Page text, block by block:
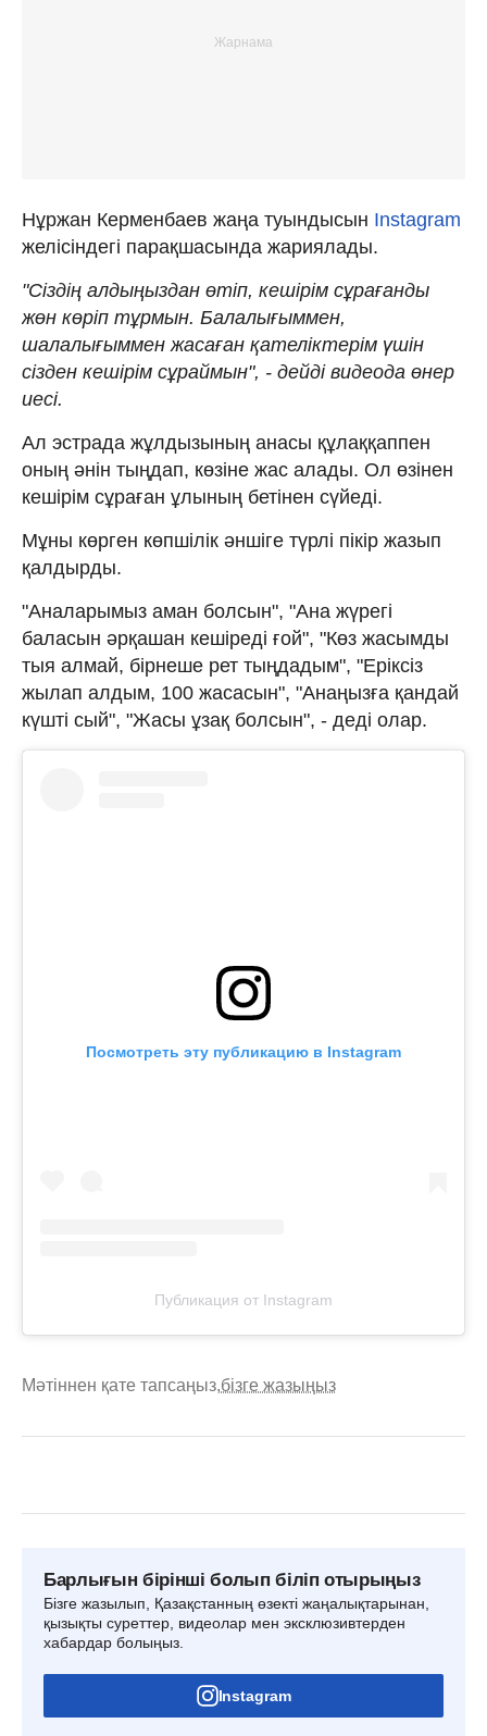
Нұржан Керменбаев жаңа туындысын Instagram
желісіндегі парақшасында жариялады.
"Сіздің алдыңыздан өтіп, кешірім сұрағанды
жөн көріп тұрмын. Балалығыммен,
шалалығыммен жасаған қателіктерім үшін
сізден кешірім сұраймын", - дейді видеода өнер
иесі.
Ал эстрада жұлдызының анасы құлаққаппен
оның әнін тыңдап, көзіне жас алады. Ол өзінен
кешірім сұраған ұлының бетінен сүйеді.
Мұны көрген көпшілік әншіге түрлі пікір жазып
қалдырды.
"Аналарымыз аман болсын", "Ана жүрегі
баласын әрқашан кешіреді ғой", "Көз жасымды
тыя алмай, бірнеше рет тыңдадым", "Еріксіз
жылап алдым, 100 жасасын", "Анаңызға қандай
күшті сый", "Жасы ұзақ болсын", - деді олар.
Посмотреть эту публикацию в Instagram
Публикация от Instagram
Мәтіннен қате тапсаңыз,бізге жазыңыз
Барлығын бірінші болып біліп отырыңыз
Бізге жазылып, Қазақстанның өзекті жаңалықтарынан,
қызықты суреттер, видеолар мен эксклюзивтерден
хабардар болыңыз.
Instagram